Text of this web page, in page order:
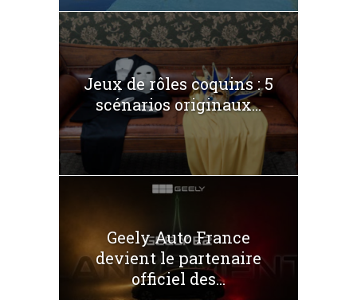
Jeux de rôles coquins : 5
scénarios originaux...
Geely Auto France
devient le partenaire
officiel des...